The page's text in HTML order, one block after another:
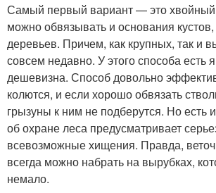
Самый первый вариант — это
можно обвязывать и основания кустов,
деревьев. Причем, как крупных, так и
совсем недавно. У этого способа
дешевизна. Способ довольно
колются, и если хорошо обвязать
грызуны к ним не подберутся. Но есть
об охране леса предусматривает
всевозможные хищения. Правда,
всегда можно набрать на вырубках,
немало.